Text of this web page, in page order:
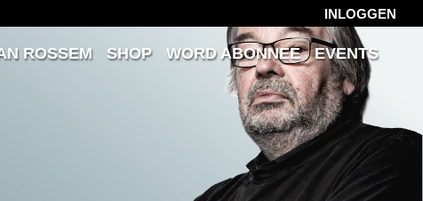
INLOGGEN
ROSSEM SHOP WORD ABONNEE
EVENTS